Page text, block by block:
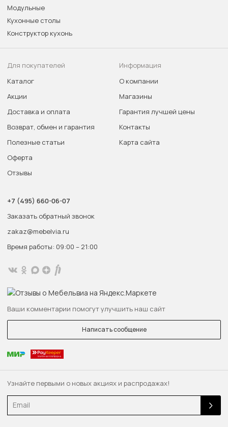
Узнайте первыми о новых акциях и распродажах!
Email
Модульные
Кухонные столы
Конструктор кухонь
Для покупателей
Каталог
Акции
Доставка и оплата
Возврат, обмен и гарантия
Полезные статьи
Оферта
Отзывы
Информация
О компании
Магазины
Гарантия лучшей цены
Контакты
Карта сайта
+7 (495) 660-06-07
Заказать обратный звонок
zakaz@mebelvia.ru
Время работы: 09:00 – 21:00
Ваши комментарии помогут улучшить наш сайт
Написать сообщение